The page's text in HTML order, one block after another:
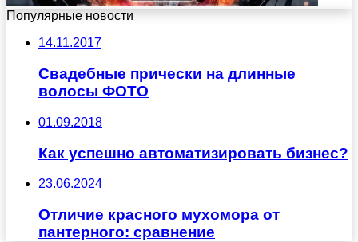
Популярные новости
14.11.2017
Свадебные прически на длинные
волосы ФОТО
01.09.2018
Как успешно автоматизировать бизнес?
23.06.2024
Отличие красного мухомора от
пантерного: сравнение